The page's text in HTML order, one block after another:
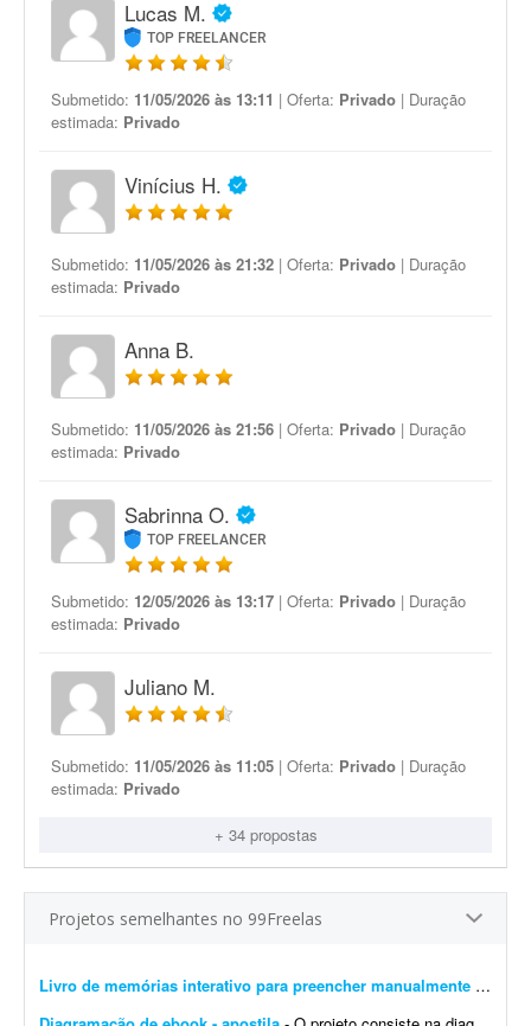
Lucas M.
TOP FREELANCER
Submetido: 11/05/2026 às 13:11 | Oferta: Privado | Duração
estimada: Privado
Vinícius H.
Submetido: 11/05/2026 às 21:32 | Oferta: Privado | Duração
estimada: Privado
Anna B.
Submetido: 11/05/2026 às 21:56 | Oferta: Privado | Duração
estimada: Privado
Sabrinna O.
TOP FREELANCER
Submetido: 12/05/2026 às 13:17 | Oferta: Privado | Duração
estimada: Privado
Juliano M.
Submetido: 11/05/2026 às 11:05 | Oferta: Privado | Duração
estimada: Privado
+ 34 propostas
Projetos semelhantes no 99Freelas
Livro de memórias interativo para preencher manualmente